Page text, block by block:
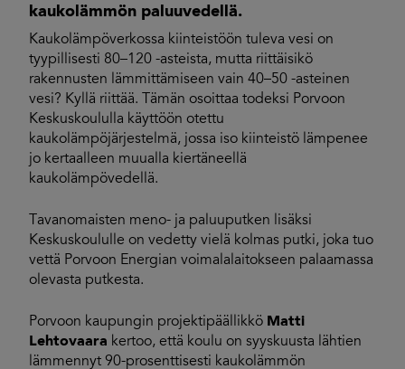
kaukolämmön paluuvedellä.
Kaukolämpöverkossa kiinteistöön tuleva vesi on
tyypillisesti 80–120 -asteista, mutta riittäisikö
rakennusten lämmittämiseen vain 40–50 -asteinen
vesi? Kyllä riittää. Tämän osoittaa todeksi Porvoon
Keskuskoululla käyttöön otettu
kaukolämpöjärjestelmä, jossa iso kiinteistö lämpenee
jo kertaalleen muualla kiertäneellä
kaukolämpövedellä.
Tavanomaisten meno- ja paluuputken lisäksi
Keskuskoululle on vedetty vielä kolmas putki, joka tuo
vettä Porvoon Energian voimalalaitokseen palaamassa
olevasta putkesta.
Porvoon kaupungin projektipäällikkö Matti
Lehtovaara kertoo, että koulu on syyskuusta lähtien
lämmennyt 90-prosenttisesti kaukolämmön